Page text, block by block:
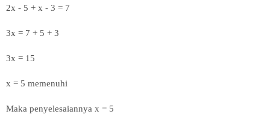
2x - 5 + x - 3 = 7
3x = 7 + 5 + 3
3x = 15
x = 5 memenuhi
Maka penyelesaiannya x = 5